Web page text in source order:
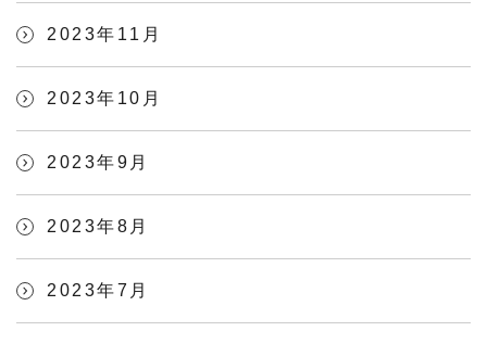
2023年11月
2023年10月
2023年9月
2023年8月
2023年7月